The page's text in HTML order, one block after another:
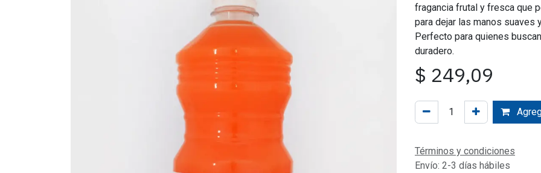
fragancia frutal y fresca que
para dejar las manos suaves
Perfecto para quienes
duradero.
$ 249,09
Términos y condiciones
Envío: 2-3 días hábiles